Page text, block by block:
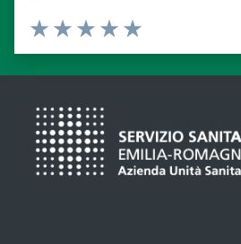
Valuta da 1 a 5 stelle
Valuta 5 stelle su 5
Valuta 4 stelle su 5
Valuta 3 stelle su 5
Valuta 2 stelle su 5
Valuta 1 stelle su 5